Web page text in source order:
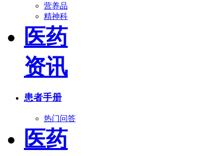
营养品
精神科
医药
资讯
患者手册
热门问答
医药